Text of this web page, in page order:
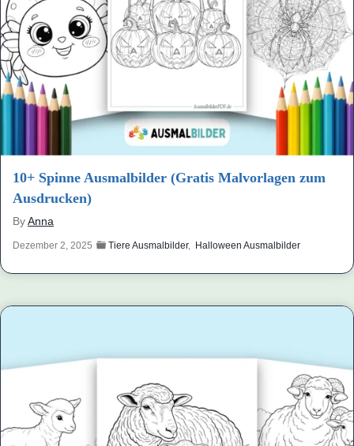
10+ Spinne Ausmalbilder (Gratis Malvorlagen zum
Ausdrucken)
ByAnna
Dezember 2, 2025 Tiere Ausmalbilder, Halloween Ausmalbilder